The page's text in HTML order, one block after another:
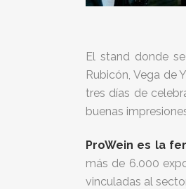
El stand donde
Rubicón, Vega de
tres días de
buenas
ProWein es la
más de 6.000
vinculadas al